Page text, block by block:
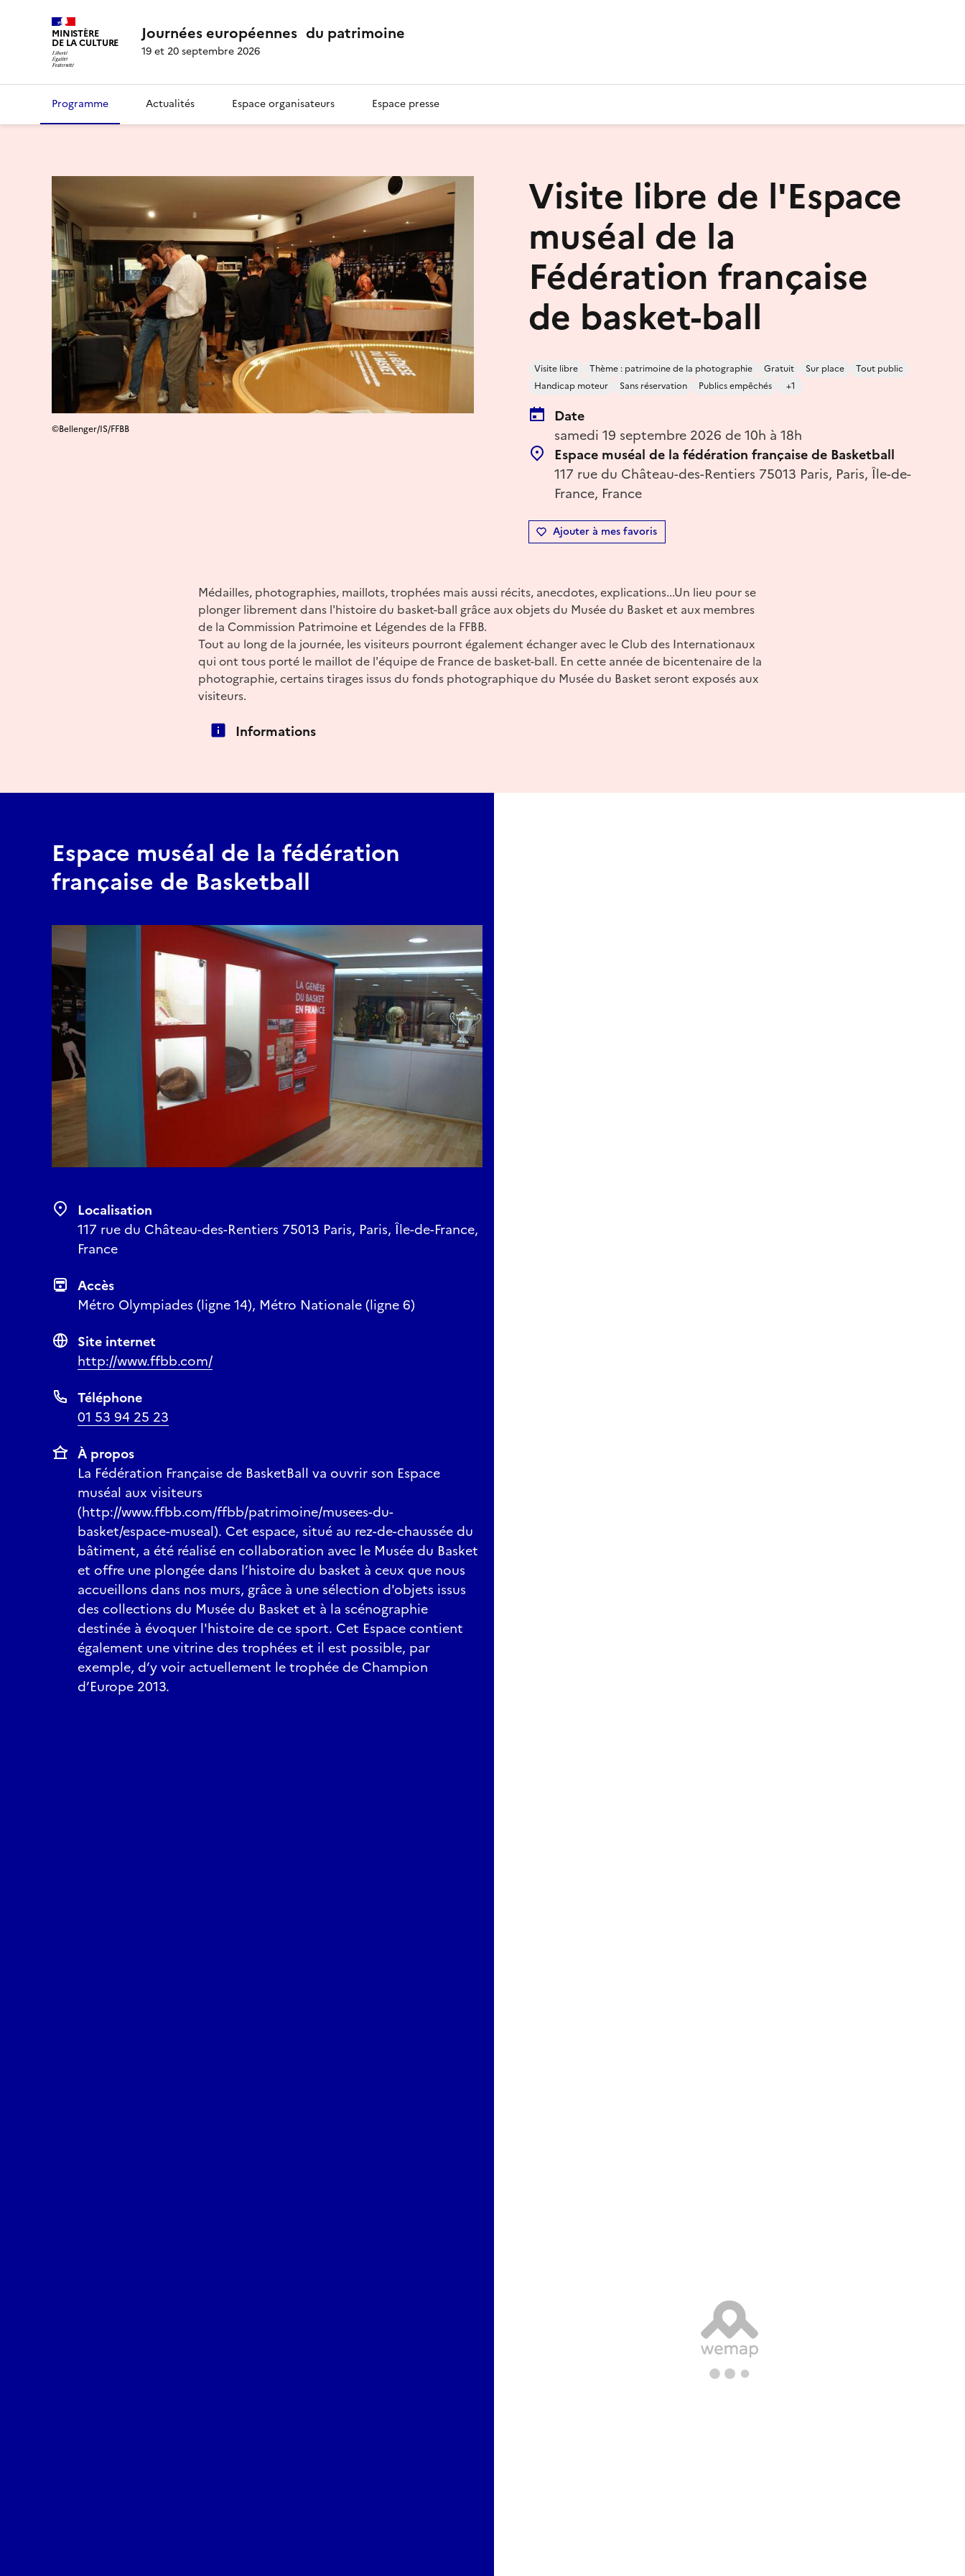
MINISTÈRE
DE LA CULTURE Journées européennes du patrimoine
19 et 20 septembre 2026
Programme Actualités Espace organisateurs Espace presse
Visite libre de l'Espace
muséal de la
Fédération française
de basket-ball
Visite libre Thème : patrimoine de la photographie Gratuit Sur place
Tout public
Handicap moteur
Sans réservation Publics empêchés +1
Date
samedi 19 septembre 2026 de 10h à 18h
Espace muséal de la fédération française de Basketball
117 rue du Château-des-Rentiers 75013 Paris, Paris, Île-de-
France, France
Ajouter à mes favoris
©Bellenger/IS/FFBB
Médailles, photographies, maillots, trophées mais aussi récits, anecdotes, explications...Un lieu pour se
plonger librement dans l'histoire du basket-ball grâce aux objets du Musée du Basket et aux membres
de la Commission Patrimoine et Légendes de la FFBB.
Tout au long de la journée, les visiteurs pourront également échanger avec le Club des Internationaux
qui ont tous porté le maillot de l'équipe de France de basket-ball. En cette année de bicentenaire de la
photographie, certains tirages issus du fonds photographique du Musée du Basket seront exposés aux
visiteurs.
Informations
Espace muséal de la fédération
française de Basketball
Localisation
117 rue du Château-des-Rentiers 75013 Paris, Paris, Île-de-France,
France
Accès
Métro Olympiades (ligne 14), Métro Nationale (ligne 6)
Site internet
http://www.ffbb.com/
Téléphone
01 53 94 25 23
À propos
La Fédération Française de BasketBall va ouvrir son Espace
muséal aux visiteurs
(http://www.ffbb.com/ffbb/patrimoine/musees-du-
basket/espace-museal). Cet espace, situé au rez-de-chaussée du
bâtiment, a été réalisé en collaboration avec le Musée du Basket
et offre une plongée dans l’histoire du basket à ceux que nous
accueillons dans nos murs, grâce à une sélection d'objets issus
des collections du Musée du Basket et à la scénographie
destinée à évoquer l'histoire de ce sport. Cet Espace contient
également une vitrine des trophées et il est possible, par
exemple, d’y voir actuellement le trophée de Champion
d’Europe 2013.